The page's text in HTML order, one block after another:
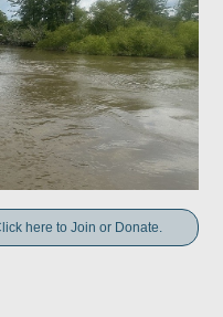
here to Join or Donate.